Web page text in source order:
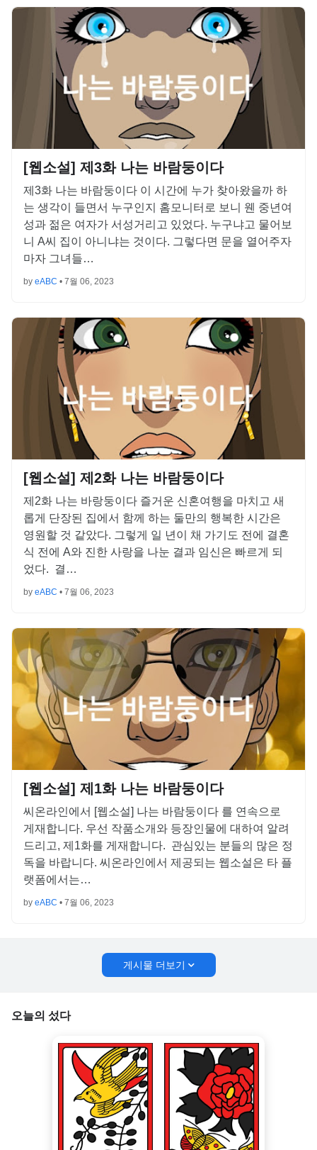
[웹소설] 제3화 나는 바람둥이다
제3화 나는 바람둥이다 이 시간에 누가 찾아왔을까 하
는 생각이 들면서 누구인지 홈모니터로 보니 웬 중년여
성과 젊은 여자가 서성거리고 있었다. 누구냐고 물어보
니 A씨 집이 아니냐는 것이다. 그렇다면 문을 열어주자
마자 그녀들…
by eABC • 7월 06, 2023
[웹소설] 제2화 나는 바람둥이다
제2화 나는 바랑둥이다 즐거운 신혼여행을 마치고 새
롭게 단장된 집에서 함께 하는 둘만의 행복한 시간은
영원할 것 같았다. 그렇게 일 년이 채 가기도 전에 결혼
식 전에 A와 진한 사랑을 나눈 결과 임신은 빠르게 되
었다. 결…
by eABC • 7월 06, 2023
[웹소설] 제1화 나는 바람둥이다
씨온라인에서 [웹소설] 나는 바람둥이다 를 연속으로
게재합니다. 우선 작품소개와 등장인물에 대하여 알려
드리고, 제1화를 게재합니다. 관심있는 분들의 많은 정
독을 바랍니다. 씨온라인에서 제공되는 웹소설은 타 플
랫폼에서는…
by eABC • 7월 06, 2023
게시물 더보기
오늘의 섰다